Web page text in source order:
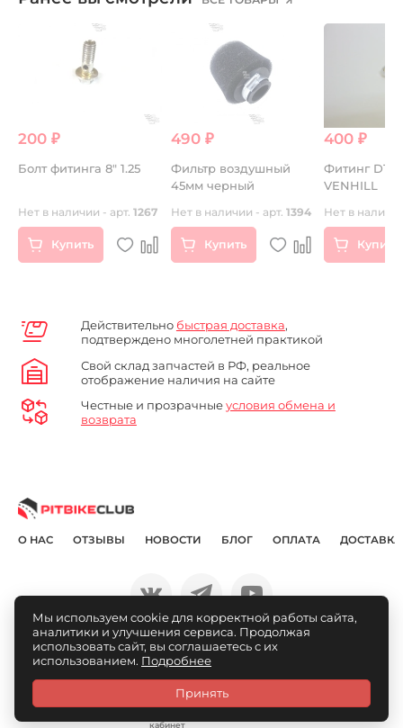
кабинет
200 ₽
Болт фитинга 8" 1.25
Нет в наличии - арт. 1267
Купить
490 ₽
Фильтр воздушный
45мм черный
Нет в наличии - арт. 1394
Купить
400 ₽
Фитинг
VENHILL
Нет в
Купить
Действительно быстрая доставка,
подтверждено многолетней практикой
Свой склад запчастей в РФ, реальное
отображение наличия на сайте
Честные и прозрачныеусловия обмена и
возврата
О НАС ОТЗЫВЫ НОВОСТИ БЛОГ ОПЛАТА ДОСТАВКА
© Pitbikeclub.ru 2012-2026
Мы используем cookie для корректной работы сайта,
аналитики и улучшения сервиса. Продолжая
использовать сайт, вы соглашаетесь с их
использованием. Подробнее
Принять